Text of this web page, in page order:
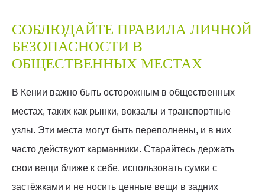
СОБЛЮДАЙТЕ ПРАВИЛА ЛИЧНОЙ
БЕЗОПАСНОСТИ В
ОБЩЕСТВЕННЫХ МЕСТАХ
В Кении важно быть осторожным в общественных
местах, таких как рынки, вокзалы и транспортные
узлы. Эти места могут быть переполнены, и в них
часто действуют карманники. Старайтесь держать
свои вещи ближе к себе, использовать сумки с
застёжками и не носить ценные вещи в задних